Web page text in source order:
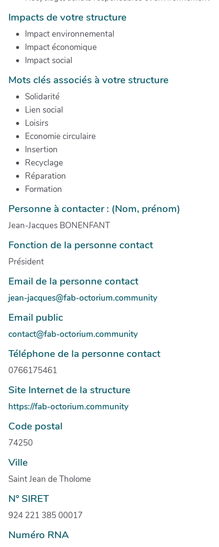
Impacts de votre structure
Impact environnemental
Impact économique
Impact social
Mots clés associés à votre structure
Solidarité
Lien social
Loisirs
Economie circulaire
Insertion
Recyclage
Réparation
Formation
Personne à contacter : (Nom, prénom)
Jean-Jacques BONENFANT
Fonction de la personne contact
Président
Email de la personne contact
jean-jacques@fab-octorium.community
Email public
contact@fab-octorium.community
Téléphone de la personne contact
0766175461
Site Internet de la structure
https://fab-octorium.community
Code postal
74250
Ville
Saint Jean de Tholome
N° SIRET
924 221 385 00017
Numéro RNA